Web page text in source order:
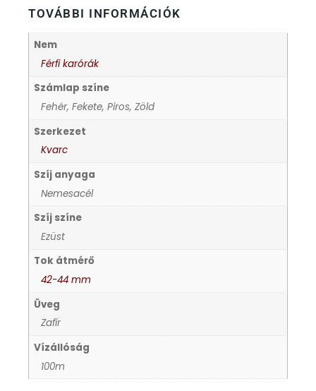
TOVÁBBI INFORMÁCIÓK
Nem
Férfi karórák
Számlap színe
Fehér, Fekete, Piros, Zöld
Szerkezet
Kvarc
Szíj anyaga
Nemesacél
Szíj színe
Ezüst
Tok átmérő
42-44 mm
Üveg
Zafír
Vízállóság
100m
FRANCIS DELON
FREELOOK
GUESS KARÓRÁK
HÁLÓZATI ÓRÁK
HOLLÓHÁZI PORCELÁN
ICE WATCH
KANDALLÓÓRÁK
KENNETH COLE
LORUS
LOTUS STYLE